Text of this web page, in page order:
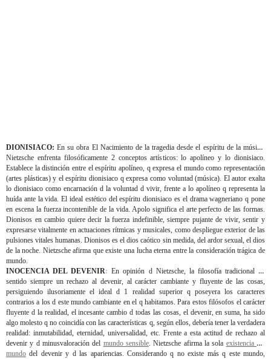
DIONISIACO: En su obra El Nacimiento de la tragedia desde el espíritu de la música,
Nietzsche enfrenta filosóficamente 2 conceptos artísticos: lo apolíneo y lo dionisiaco.
Establece la distinción entre el espíritu apolíneo, q expresa el mundo como representación
(artes plásticas) y el espíritu dionisiaco q expresa como voluntad (música). El autor exalta
lo dionisiaco como encarnación d la voluntad d vivir, frente a lo apolíneo q representa la
huída ante la vida. El ideal estético del espíritu dionisiaco es el drama wagneriano q pone
en escena la fuerza incontenible de la vida. Apolo significa el arte perfecto de las formas.
Dionisos en cambio quiere decir la fuerza indefinible, siempre pujante de vivir, sentir y
expresarse vitalmente en actuaciones rítmicas y musicales, como despliegue exterior de las
pulsiones vitales humanas. Dionisos es el dios caótico sin medida, del ardor sexual, el dios
de la noche. Nietzsche afirma que existe una lucha eterna entre la consideración trágica de
mundo.
INOCENCIA DEL DEVENIR: En opinión d Nietzsche, la filosofía tradicional ha
sentido siempre un rechazo al devenir, al carácter cambiante y fluyente de las cosas,
persiguiendo ilusoriamente el ideal d 1 realidad superior q poseyera los caracteres
contrarios a los d este mundo cambiante en el q habitamos. Para estos filósofos el carácter
fluyente d la realidad, el incesante cambio d todas las cosas, el devenir, en suma, ha sido
algo molesto q no coincidía con las características q, según ellos, debería tener la verdadera
realidad: inmutabilidad, eternidad, universalidad, etc. Frente a esta actitud de rechazo al
devenir y d minusvaloración del mundo sensible. Nietzsche afirma la sola existencia del
mundo del devenir y d las apariencias. Considerando q no existe más q este mundo,